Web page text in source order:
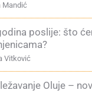
Mandić
poslije: što
Vitković
Oluje –